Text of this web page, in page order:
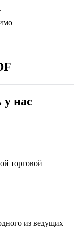
у нас
торговой
из ведущих